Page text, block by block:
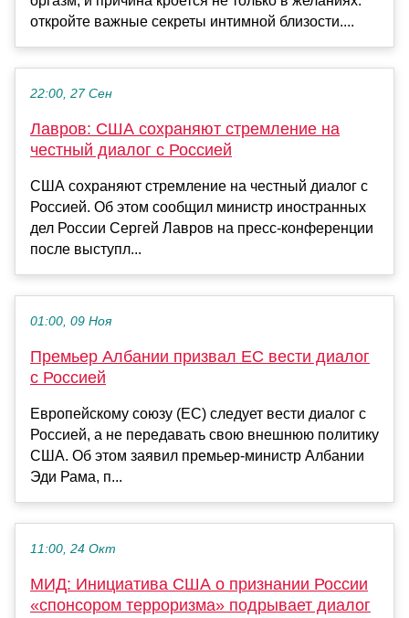
откройте важные секреты интимной близости....
22:00, 27 Сен
Лавров: США сохраняют стремление на
честный диалог с Россией
США сохраняют стремление на честный диалог с
Россией. Об этом сообщил министр иностранных
дел России Сергей Лавров на пресс-конференции
после выступл...
01:00, 09 Ноя
Премьер Албании призвал ЕС вести диалог
с Россией
Европейскому союзу (ЕС) следует вести диалог с
Россией, а не передавать свою внешнюю политику
США. Об этом заявил премьер-министр Албании
Эди Рама, п...
11:00, 24 Окт
МИД: Инициатива США о признании России
«спонсором терроризма» подрывает диалог